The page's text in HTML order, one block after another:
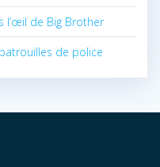
l’œil de Big Brother
de police